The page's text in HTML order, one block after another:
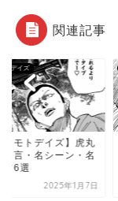
関連記事
トデイズ
カモトデイズ】虎丸
名言・名シーン・名
フ6選
2025年1月7日